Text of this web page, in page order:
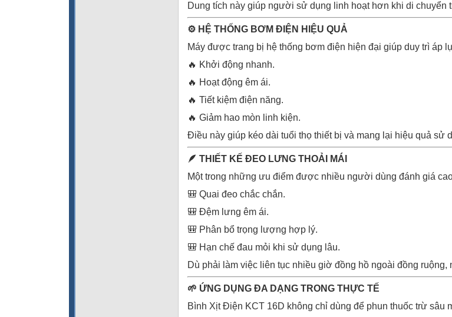
Dung tích này giúp người sử dụng linh hoạt hơn khi di
⚙️ HỆ THỐNG BƠM ĐIỆN HIỆU QUẢ
Máy được trang bị hệ thống bơm điện hiện đại giúp duy trì áp
🔥 Khởi động nhanh.
🔥 Hoạt động êm ái.
🔥 Tiết kiệm điện năng.
🔥 Giảm hao mòn linh kiện.
Điều này giúp kéo dài tuổi thọ thiết bị và mang lại hiệu quả sử
🪶 THIẾT KẾ ĐEO LƯNG THOẢI MÁI
Một trong những ưu điểm được nhiều người dùng đánh giá
🎒 Quai đeo chắc chắn.
🎒 Đệm lưng êm ái.
🎒 Phân bổ trọng lượng hợp lý.
🎒 Hạn chế đau mỏi khi sử dụng lâu.
Dù phải làm việc liên tục nhiều giờ đồng hồ ngoài đồng
🌱 ỨNG DỤNG ĐA DẠNG TRONG THỰC TẾ
Bình Xịt Điện KCT 16D không chỉ dùng để phun thuốc trừ sâu